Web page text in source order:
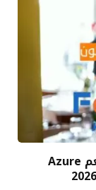
وظائف ويتر في فنادق هيلتون – مطعم Azure